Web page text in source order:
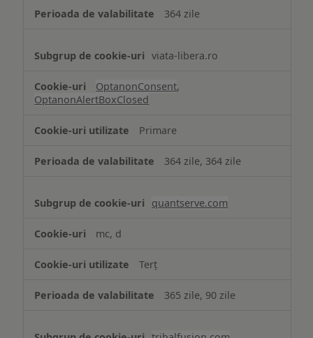
364 zile
viata-libera.ro
OptanonConsent,
OptanonAlertBoxClosed
Primare
364 zile, 364 zile
quantserve.com
mc, d
Terț
365 zile, 90 zile